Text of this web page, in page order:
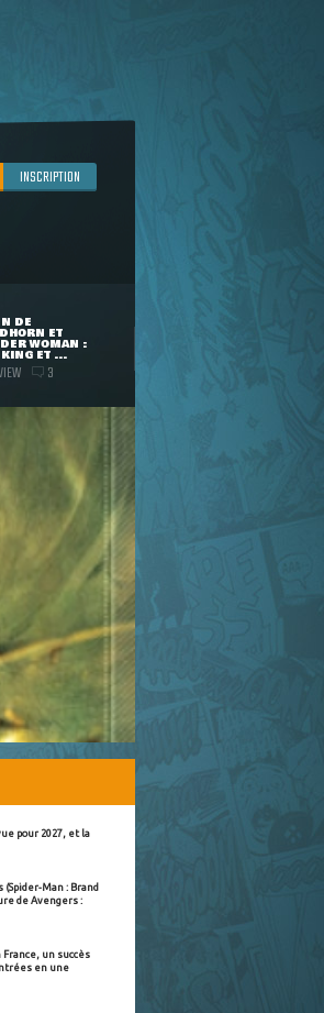
INSCRIPTION
DE
ET
WOMAN :
ET ...
3
pour 2027, et la
Man : Brand
de Avengers :
France, un succès
en une